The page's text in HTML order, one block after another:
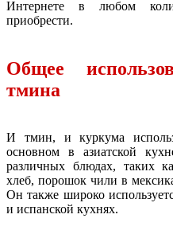
Интернете в любом
приобрести.
Общее
тмина
И тмин, и куркума
основном в азиатской
различных блюдах, таких
хлеб, порошок чили в
Он также широко
и испанской кухнях.